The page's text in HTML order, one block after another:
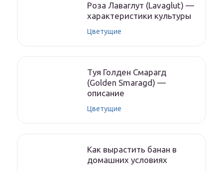
Роза Лаваглут (Lavaglut) —
характеристики культуры
Цветущие
Туя Голден Смарагд
(Golden Smaragd) —
описание
Цветущие
Как вырастить банан в
домашних условиях